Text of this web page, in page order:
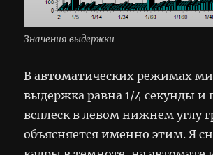
Значения выдержки
В автоматических режимах
выдержка равна 1/4 секунды и
всплеск в левом нижнем углу
объясняется именно этим. Я